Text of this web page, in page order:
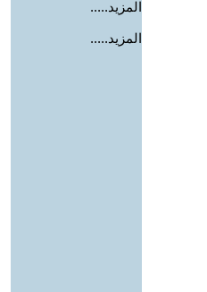
المزيد.....
المزيد.....